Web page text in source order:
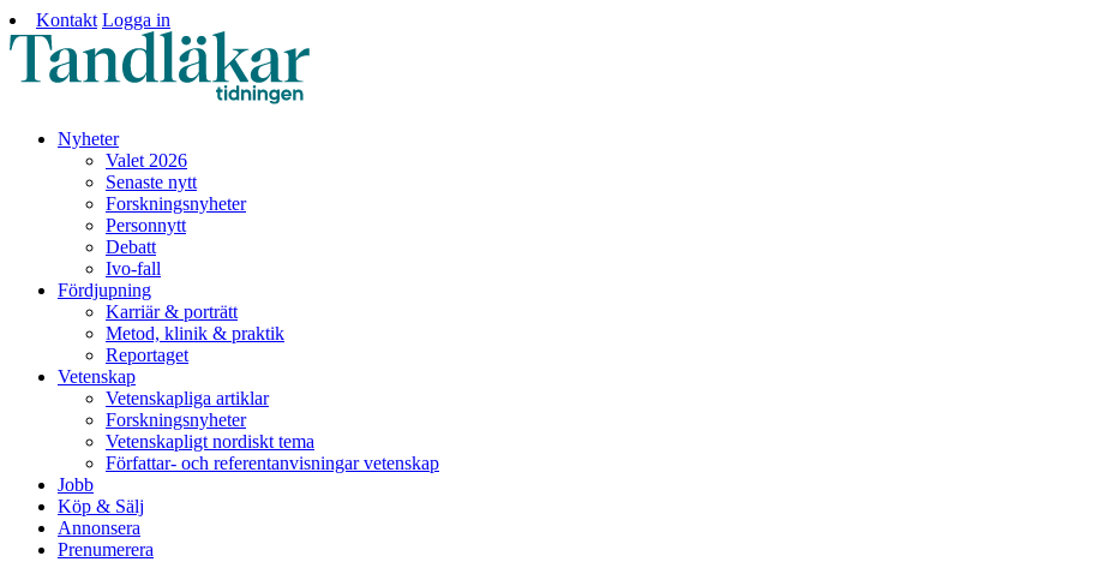
Kontakt Logga in
Nyheter
Valet 2026
Senaste nytt
Forskningsnyheter
Personnytt
Debatt
Ivo-fall
Fördjupning
Karriär & porträtt
Metod, klinik & praktik
Reportaget
Vetenskap
Vetenskapliga artiklar
Forskningsnyheter
Vetenskapligt nordiskt tema
Författar- och referentanvisningar vetenskap
Jobb
Köp & Sälj
Annonsera
Prenumerera